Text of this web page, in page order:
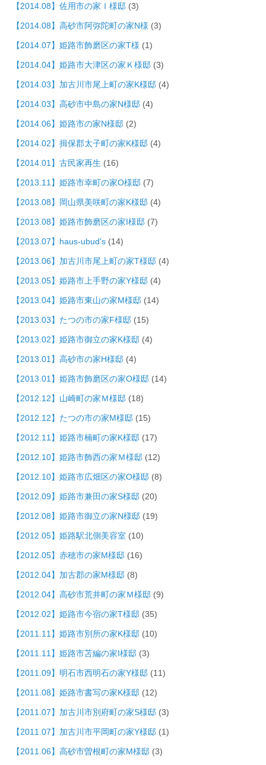
【2014.08】佐用市の家Ｉ様邸 (3)
【2014.08】高砂市阿弥陀町の家N様 (3)
【2014.07】姫路市飾磨区の家T様 (1)
【2014.04】姫路市大津区の家Ｋ様邸 (3)
【2014.03】加古川市尾上町の家K様邸 (4)
【2014.03】高砂市中島の家N様邸 (4)
【2014.06】姫路市の家N様邸 (2)
【2014.02】揖保郡太子町の家K様邸 (4)
【2014.01】古民家再生 (16)
【2013.11】姫路市幸町の家O様邸 (7)
【2013.08】岡山県美咲町の家K様邸 (4)
【2013.08】姫路市飾磨区の家I様邸 (7)
【2013.07】haus-ubud's (14)
【2013.06】加古川市尾上町の家T様邸 (4)
【2013.05】姫路市上手野の家Y様邸 (4)
【2013.04】姫路市東山の家M様邸 (14)
【2013.03】たつの市の家F様邸 (15)
【2013.02】姫路市御立の家K様邸 (4)
【2013.01】高砂市の家H様邸 (4)
【2013.01】姫路市飾磨区の家O様邸 (14)
【2012.12】山崎町の家Ｍ様邸 (18)
【2012.12】たつの市の家M様邸 (15)
【2012.11】姫路市楠町の家K様邸 (17)
【2012.10】姫路市飾西の家Ｍ様邸 (12)
【2012.10】姫路市広畑区の家O様邸 (8)
【2012.09】姫路市兼田の家S様邸 (20)
【2012.08】姫路市御立の家N様邸 (19)
【2012.05】姫路駅北側美容室 (10)
【2012.05】赤穂市の家M様邸 (16)
【2012.04】加古郡の家M様邸 (8)
【2012.04】高砂市荒井町の家Ｍ様邸 (9)
【2012.02】姫路市今宿の家T様邸 (35)
【2011.11】姫路市別所の家K様邸 (10)
【2011.11】姫路市苫編の家I様邸 (3)
【2011.09】明石市西明石の家Y様邸 (11)
【2011.08】姫路市書写の家K様邸 (12)
【2011.07】加古川市別府町の家S様邸 (3)
【2011.07】加古川市平岡町の家Y様邸 (1)
【2011.06】高砂市曽根町の家M様邸 (3)